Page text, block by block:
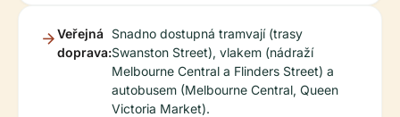
Veřejná
doprava:
Snadno dostupná tramvají (trasy
Swanston Street), vlakem (nádraží
Melbourne Central a Flinders Street) a
autobusem (Melbourne Central, Queen
Victoria Market).